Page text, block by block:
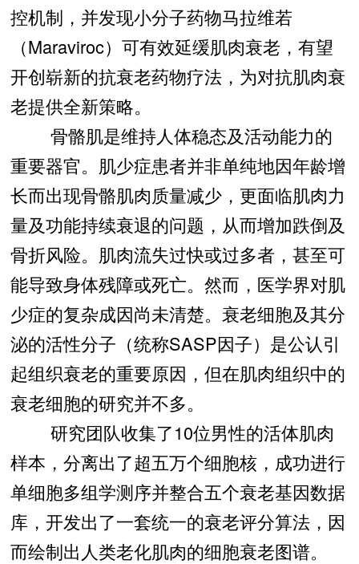
控机制，并发现小分子药物马拉维若
（Maraviroc）可有效延缓肌肉衰老，有望
开创崭新的抗衰老药物疗法，为对抗肌肉衰
老提供全新策略。
骨骼肌是维持人体稳态及活动能力的
重要器官。肌少症患者并非单纯地因年龄增
长而出现骨骼肌肉质量减少，更面临肌肉力
量及功能持续衰退的问题，从而增加跌倒及
骨折风险。肌肉流失过快或过多者，甚至可
能导致身体残障或死亡。然而，医学界对肌
少症的复杂成因尚未清楚。衰老细胞及其分
泌的活性分子（统称SASP因子）是公认引
起组织衰老的重要原因，但在肌肉组织中的
衰老细胞的研究并不多。
研究团队收集了10位男性的活体肌肉
样本，分离出了超五万个细胞核，成功进行
单细胞多组学测序并整合五个衰老基因数据
库，开发出了一套统一的衰老评分算法，因
而绘制出人类老化肌肉的细胞衰老图谱。